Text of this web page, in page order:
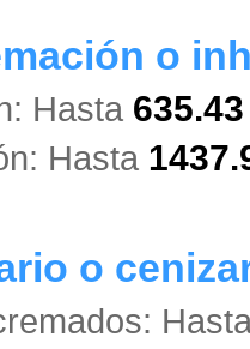
o
Hasta 635.43
Hasta
o